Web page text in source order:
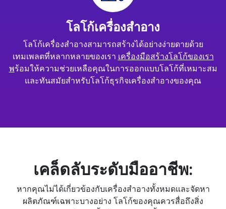
โลโก้เครื่องสำอาง
โลโก้เครื่องสำอางสามารถสร้างได้อย่างง่ายดายด้วย
เทมเพลตที่หลากหลายของเรา เครื่องมือสร้างโลโก้ของเรา
พร้อมให้ความช่วยเหลือคุณในการออกแบบโลโก้ที่เหมาะสม
และทันสมัยสำหรับโลโก้ธุรกิจเครื่องสำอางของคุณ
เคล็ดลับระดับมืออาชีพ:
หากคุณไม่ได้เกี่ยวข้องกับเครื่องสำอางทั้งหมดและจัดหา
ผลิตภัณฑ์เฉพาะบางอย่าง โลโก้ของคุณควรสื่อถึงสิ่ง